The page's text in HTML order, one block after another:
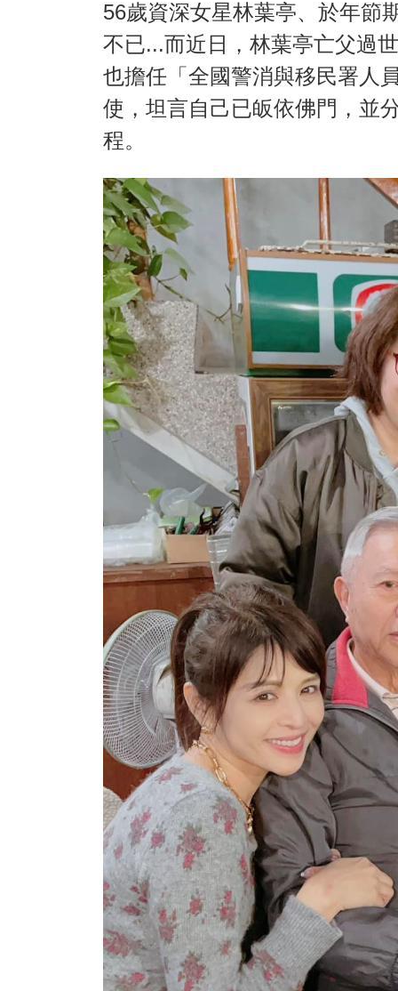
56歲資深女星林葉亭、於年節
不已...而近日，林葉亭亡父過
也擔任「全國警消與移民署人
使，坦言自己已皈依佛門，並
程。